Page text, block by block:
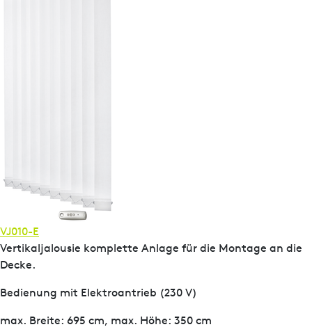
VJ010-E
Vertikaljalousie komplette Anlage für die Montage an die
Decke.
Bedienung mit Elektroantrieb (230 V)
max. Breite: 695 cm, max. Höhe: 350 cm